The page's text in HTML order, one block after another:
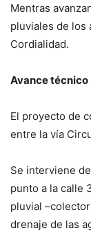
Mentras
pluviales de los
Cordialidad.
Avance técnico
El proyecto de
entre la vía
Se interviene
punto a la calle
pluvial
drenaje de las